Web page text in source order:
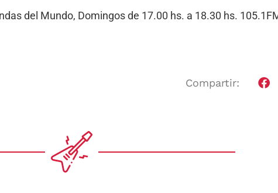
del Mundo, Domingos de 17.00 hs. a 18.30 hs.
Compartir: